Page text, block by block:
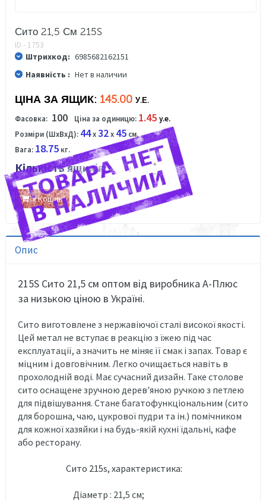
Сито 21,5 См 215S
ID - 1753
Штрихкод: 6985682162151
Наявність : Нет в наличии
ЦІНА ЗА ЯЩИК: 145.00 У.Е.
Фасовка: 100 Ціна за одиницю: 1.45 у.е.
Розміри (ШхВхД): 44x32x 45 см.
Вага: 18.75 кг.
Кількість ящиків:
У Кошик
Опис
215S Сито 21,5 см оптом від виробника А-Плюс
за низькою ціною в Україні.
Сито виготовлене з нержавіючої сталі високої якості.
Цей метал не вступає в реакцію з їжею під час
експлуатації, а значить не міняє її смак і запах. Товар є
міцним і довговічним. Легко очищається навіть в
прохолодній воді. Має сучасний дизайн. Таке столове
сито оснащене зручною дерев'яною ручкою з петлею
для підвішування. Стане багатофункціональним (сито
для борошна, чаю, цукрової пудри та ін.) помічником
для кожної хазяйки і на будь-якій кухні їдальні, кафе
або ресторану.
Сито 215s, характеристика:
Діаметр : 21,5 см;